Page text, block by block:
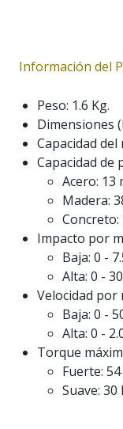
Información del
Peso: 1.6 Kg.
Dimensiones
Capacidad del
Capacidad de
Acero: 13
Madera:
Concreto:
Impacto por
Baja: 0 -
Alta: 0 -
Velocidad por
Baja: 0 -
Alta: 0 -
Torque
Fuerte:
Suave: 30